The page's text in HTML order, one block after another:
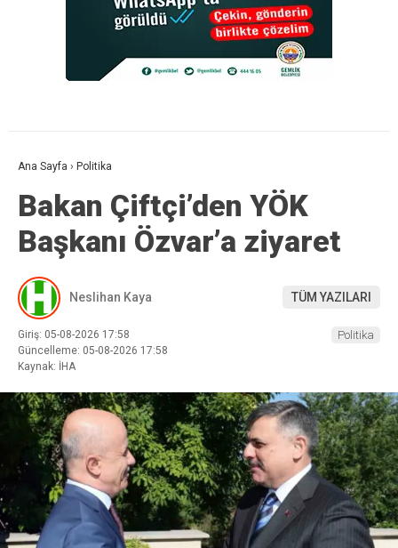
Ana Sayfa › Politika
Bakan Çiftçi’den YÖK
Başkanı Özvar’a ziyaret
Neslihan Kaya TÜM YAZILARI
Giriş: 05-08-2026 17:58
Güncelleme: 05-08-2026 17:58
Kaynak: İHA
Politika